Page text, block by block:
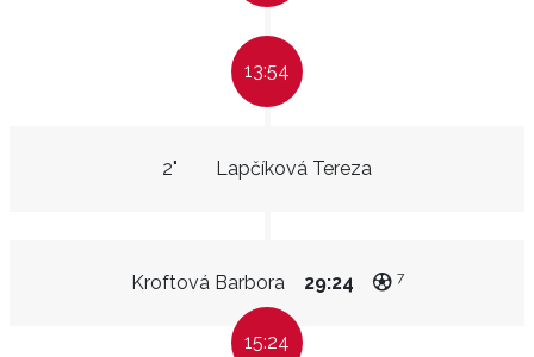
13:54
Lapčíková Tereza
2"
Kroftová Barbora 29:24 7
15:24